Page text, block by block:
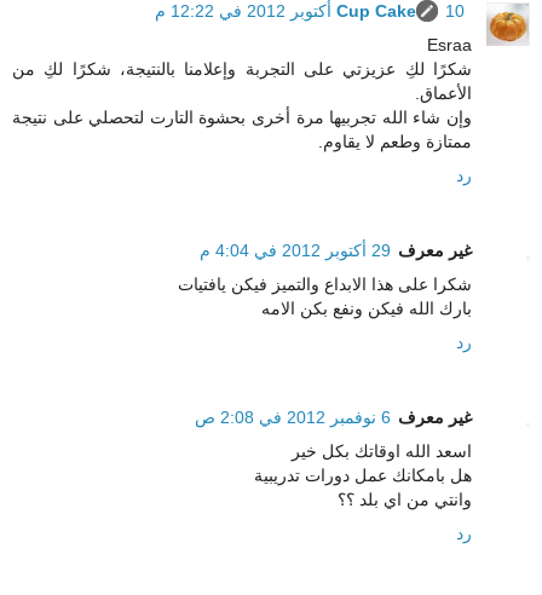
Cup Cake
10 أكتوبر 2012 في 12:22 م
Esraa
شكرًا لكِ عزيزتي على التجربة وإعلامنا بالنتيجة، شكرًا لكِ من
الأعماق.
وإن شاء الله تجربيها مرة أخرى بحشوة التارت لتحصلي على نتيجة
ممتازة وطعم لا يقاوم.
رد
غير معرف 29 أكتوبر 2012 في 4:04 م
شكرا على هذا الابداع والتميز فيكن يافتيات
بارك الله فيكن ونفع بكن الامه
رد
غير معرف 6 نوفمبر 2012 في 2:08 ص
اسعد الله اوقاتك بكل خير
هل بامكانك عمل دورات تدريبية
وانتي من اي بلد ؟؟
رد